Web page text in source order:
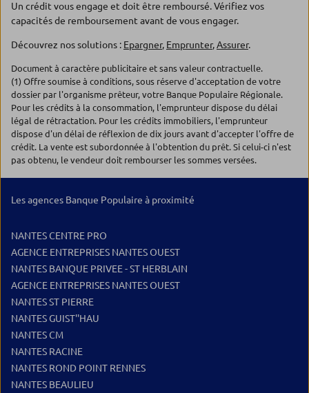
Un crédit vous engage et doit être remboursé. Vérifiez vos
capacités de remboursement avant de vous engager.
Découvrez nos solutions : Epargner, Emprunter,Assurer.
Document à caractère publicitaire et sans valeur contractuelle.
(1) Offre soumise à conditions, sous réserve d'acceptation de votre
dossier par l'organisme prêteur, votre Banque Populaire Régionale.
Pour les crédits à la consommation, l'emprunteur dispose du délai
légal de rétractation. Pour les crédits immobiliers, l'emprunteur
dispose d'un délai de réflexion de dix jours avant d'accepter l'offre de
crédit. La vente est subordonnée à l'obtention du prêt. Si celui-ci n'est
pas obtenu, le vendeur doit rembourser les sommes versées.
Les agences Banque Populaire à proximité
NANTES CENTRE PRO
AGENCE ENTREPRISES NANTES OUEST
NANTES BANQUE PRIVEE - ST HERBLAIN
AGENCE ENTREPRISES NANTES OUEST
NANTES ST PIERRE
NANTES GUIST''HAU
NANTES CM
NANTES RACINE
NANTES ROND POINT RENNES
NANTES BEAULIEU